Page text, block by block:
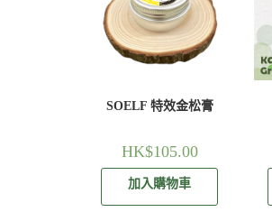
SOELF 特效金松膏
HK$105.00
加入購物車